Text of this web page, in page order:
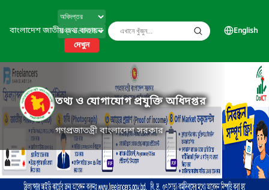
বাংলাদেশ জাতীয় তথ্য বাতায়ন
দেখুন
English
তথ্য ও যোগাযোগ প্রযুক্তি অধিদপ্তর
গণপ্রজাতন্ত্রী বাংলাদেশ সরকার